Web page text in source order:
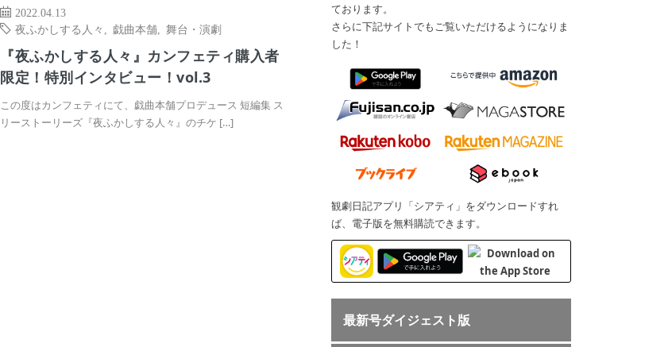
2022.04.13
夜ふかしする人々
戯曲本舗 ,舞台・演劇
『夜ふかしする人々』カンフェティ購入者
限定！特別インタビュー！vol.3
この度はカンフェティにて、戯曲本舗プロデュース 短編集 ス
リーストーリーズ『夜ふかしする人々』のチケ […]
ております。
さらに下記サイトでもご覧いただけるようになりま
した！
観劇日記アプリ「シアティ」をダウンロードすれ
ば、電子版を無料購読できます。
最新号ダイジェスト版